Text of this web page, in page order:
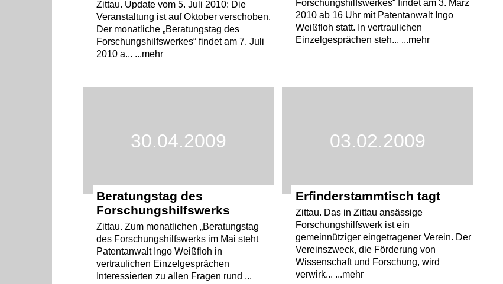
Zittau. Update vom 5. Juli 2010: Die
Veranstaltung ist auf Oktober verschoben.
Der monatliche „Beratungstag des
Forschungshilfswerkes“ findet am 7. Juli
2010 a... ...mehr
Forschungshilfswerkes“ findet am 3. März
2010 ab 16 Uhr mit Patentanwalt Ingo
Weißfloh statt. In vertraulichen
Einzelgesprächen steh... ...mehr
30.04.2009
Beratungstag des
Forschungshilfswerks
Zittau. Zum monatlichen „Beratungstag
des Forschungshilfswerks im Mai steht
Patentanwalt Ingo Weißfloh in
vertraulichen Einzelgesprächen
Interessierten zu allen Fragen rund ...
03.02.2009
Erfinderstammtisch tagt
Zittau. Das in Zittau ansässige
Forschungshilfswerk ist ein
gemeinnütziger eingetragener Verein. Der
Vereinszweck, die Förderung von
Wissenschaft und Forschung, wird
verwirk... ...mehr